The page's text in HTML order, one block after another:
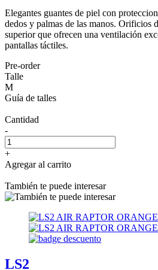
Elegantes guantes de piel con
dedos y palmas de las manos. Orificios
superior que ofrecen una ventilación
pantallas táctiles.
Pre-order
Talle
M
Guía de talles
Cantidad
-
+
Agregar al carrito
También te puede interesar
LS2